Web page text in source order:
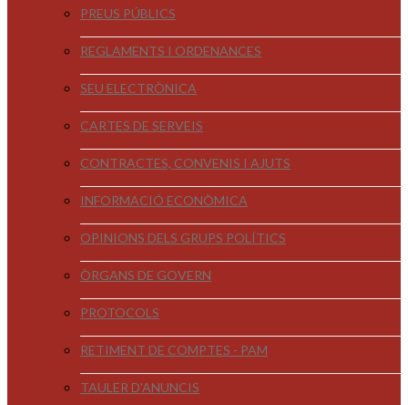
PREUS PÚBLICS
REGLAMENTS I ORDENANCES
SEU ELECTRÒNICA
CARTES DE SERVEIS
CONTRACTES, CONVENIS I AJUTS
INFORMACIÓ ECONÒMICA
OPINIONS DELS GRUPS POLÍTICS
ÒRGANS DE GOVERN
PROTOCOLS
RETIMENT DE COMPTES - PAM
TAULER D'ANUNCIS